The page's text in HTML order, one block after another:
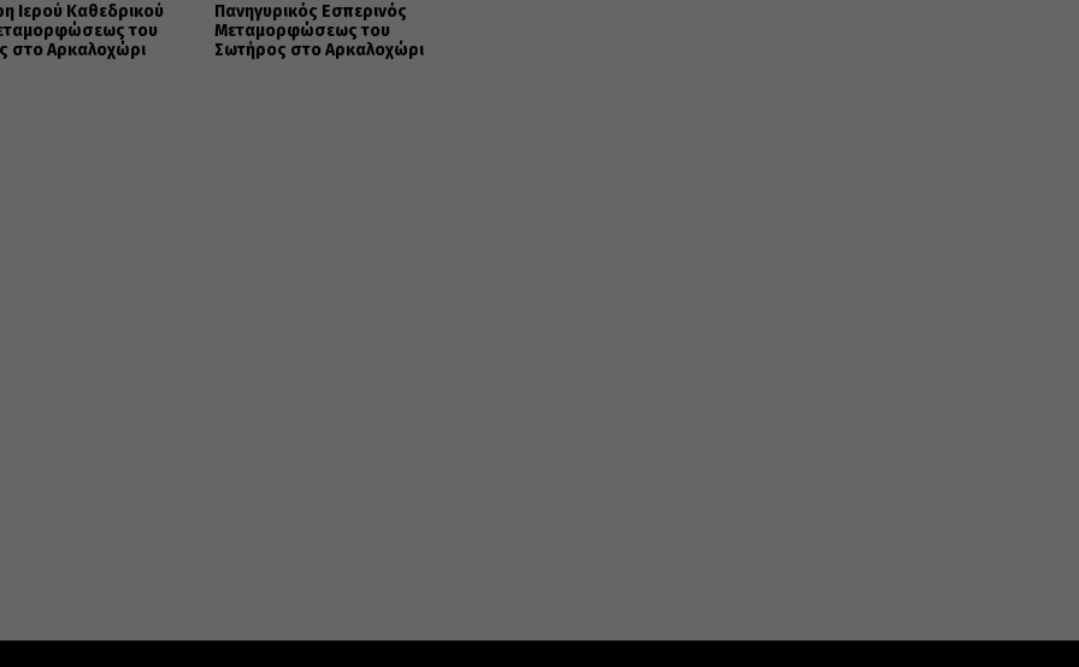
Ιερού Καθεδρικού
του
στο Αρκαλοχώρι
Πανηγυρικός Εσπερινός
Μεταμορφώσεως του
Σωτήρος στο Αρκαλοχώρι